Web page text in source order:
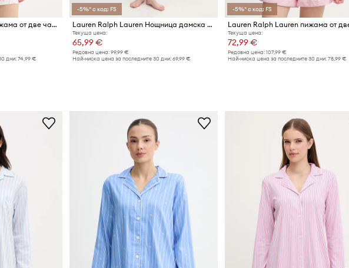
Lauren Ralph Lauren пижама от две части дамска с вискоза
дни: 74,99 €
-5%* с код: FS
Lauren Ralph Lauren Нощница дамска от памук
Текуща цена:
65,99 €
Редовна цена: 99,99 €
Най-ниска цена за последните 30 дни: 69,99 €
-5%* с код: FS
Текуща цена:
72,99 €
Редовна цена: 107,99 €
Най-ниска цена за последните 30 дни: 78,99 €